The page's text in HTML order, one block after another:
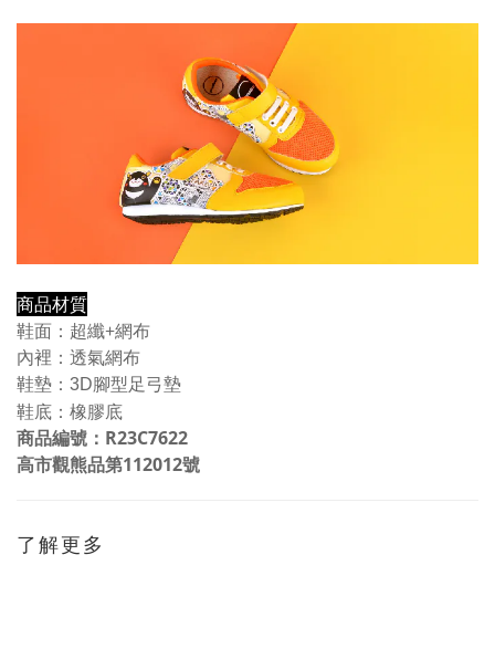
商品材質
鞋面： 超纖+網布
內裡：透氣網布
鞋墊： 3D腳型足弓墊
鞋底：橡膠底
商品編號： R23C7622
高市觀熊品第112012號
了解更多